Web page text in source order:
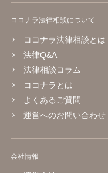
ココナラ法律相談について
ココナラ法律相談とは
法律Q&A
法律相談コラム
ココナラとは
よくあるご質問
運営へのお問い合わせ
会社情報